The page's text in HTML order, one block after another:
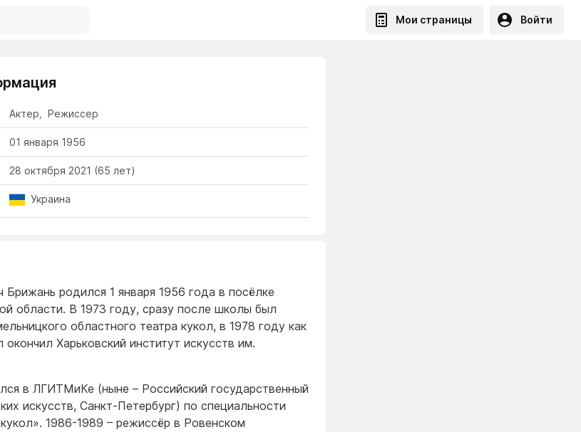
Мои страницы Войти
Актер, Режиссер
01 января 1956
28 октября 2021 (65 лет)
Украина
Брижань родился 1 января 1956 года в посёлке
области. В 1973 году, сразу после школы был
областного театра кукол, в 1978 году как
окончил Харьковский институт искусств им.
в ЛГИТМиКе (ныне – Российский государственный
искусств, Санкт-Петербург) по специальности
1986-1989 – режиссёр в Ровенском